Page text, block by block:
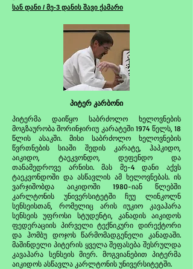
სან დანი / მე-3 დანის შავი ქამარი
პიტერ კარბონი
პიტერმა დაიწყო საბრძოლო ხელოვნების
მოგზაურობა შორინჯირიუ კარატეში 1974 წელს, 18
წლის ასაკში. მისი საბრძოლო ხელოვნების
წვრთნების სიაში შედის კარატე, ჰაპკიდო,
აიკიდო, ტაეკვონდო, დეფენდო და
თანამედროვე არნისი. მას მე-4 დანი აქვს
ტაეკვონდოში და ასწავლის ამ ხელოვნებას. ის
ვარჯიშობდა აიკიდოში 1980-იან წლებში
კარლტონის უნივერსიტეტში ჩუუ ლინკოლნ
სენსეისთან, რომელიც არის იუკიო კავაჰარა
სენსეის უფროსი სტუდენტი, კანადის აიკიდოს
ფედერაციის პირველი ტექნიკური დირექტორი
და ჰომბუ დოჯოს წარმომადგენელი კანადაში.
მაშინდელი პიტერის ყველა შეფასება შესრულდა
კავაჰარა სენსეის მიერ. მოგვიანებით პიტერმა
აიკიდოს ასწავლა კარლტონის უნივერსიტეტში.